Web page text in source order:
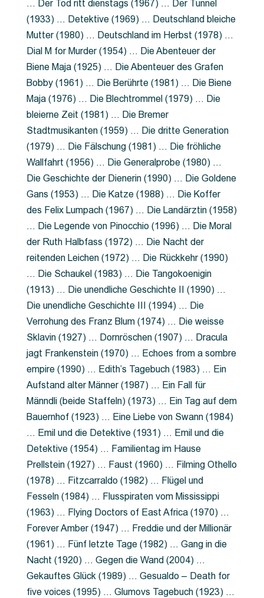
… Der Tod ritt dienstags (1967) … Der Tunnel
(1933) … Detektive (1969) … Deutschland bleiche
Mutter (1980) … Deutschland im Herbst (1978) …
Dial M for Murder (1954) … Die Abenteuer der
Biene Maja (1925) … Die Abenteuer des Grafen
Bobby (1961) … Die Berührte (1981) … Die Biene
Maja (1976) … Die Blechtrommel (1979) … Die
bleierne Zeit (1981) … Die Bremer
Stadtmusikanten (1959) … Die dritte Generation
(1979) … Die Fälschung (1981) … Die fröhliche
Wallfahrt (1956) … Die Generalprobe (1980) …
Die Geschichte der Dienerin (1990) … Die Goldene
Gans (1953) … Die Katze (1988) … Die Koffer
des Felix Lumpach (1967) … Die Landärztin (1958)
… Die Legende von Pinocchio (1996) … Die Moral
der Ruth Halbfass (1972) … Die Nacht der
reitenden Leichen (1972) … Die Rückkehr (1990)
… Die Schaukel (1983) … Die Tangokoenigin
(1913) … Die unendliche Geschichte II (1990) …
Die unendliche Geschichte III (1994) … Die
Verrohung des Franz Blum (1974) … Die weisse
Sklavin (1927) … Dornröschen (1907) … Dracula
jagt Frankenstein (1970) … Echoes from a sombre
empire (1990) … Edith’s Tagebuch (1983) … Ein
Aufstand alter Männer (1987) … Ein Fall für
Männdli (beide Staffeln) (1973) … Ein Tag auf dem
Bauernhof (1923) … Eine Liebe von Swann (1984)
… Emil und die Detektive (1931) … Emil und die
Detektive (1954) … Familientag im Hause
Prellstein (1927) … Faust (1960) … Filming Othello
(1978) … Fitzcarraldo (1982) … Flügel und
Fesseln (1984) … Flusspiraten vom Mississippi
(1963) … Flying Doctors of East Africa (1970) …
Forever Amber (1947) … Freddie und der Millionär
(1961) … Fünf letzte Tage (1982) … Gang in die
Nacht (1920) … Gegen die Wand (2004) …
Gekauftes Glück (1989) … Gesualdo – Death for
five voices (1995) … Glumovs Tagebuch (1923) …